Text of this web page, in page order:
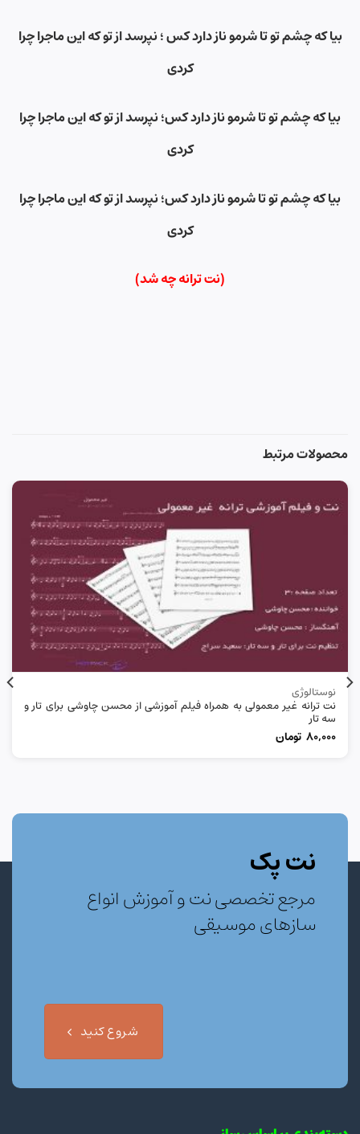
بیا که چشم تو تا شرمو ناز دارد کس ؛ نپرسد از تو که این ماجرا چرا
کردی
بیا که چشم تو تا شرمو ناز دارد کس؛ نپرسد از تو که این ماجرا چرا
کردی
بیا که چشم تو تا شرمو ناز دارد کس؛ نپرسد از تو که این ماجرا چرا
کردی
(نت ترانهچه شد)
محصولات مرتبط
نوستالوژی
نت ترانه غیر معمولی به همراه فیلم آموزشی از محسن چاوشی برای تار و
سه تار
80,000 تومان
نت پک
مرجع تخصصی نت و آموزش انواع
سازهای موسیقی
شروع کنید